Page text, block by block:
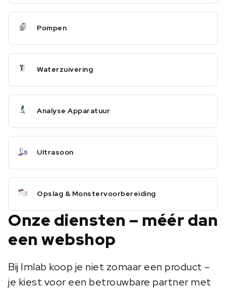
Pompen
Waterzuivering
Analyse Apparatuur
Ultrasoon
Opslag & Monstervoorbereiding
Onze diensten – méér dan
een webshop
Bij Imlab koop je niet zomaar een product –
je kiest voor een betrouwbare partner met